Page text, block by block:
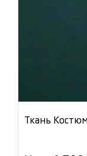
Ткань